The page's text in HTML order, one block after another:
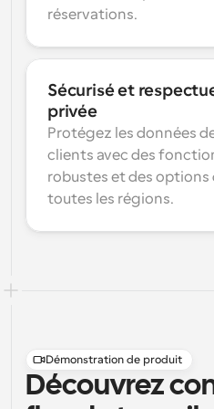
réservations.
Sécurisé et
privée
Protégez les données
clients avec des
robustes et des
toutes les régions.
Démonstration de produit
Découvrez